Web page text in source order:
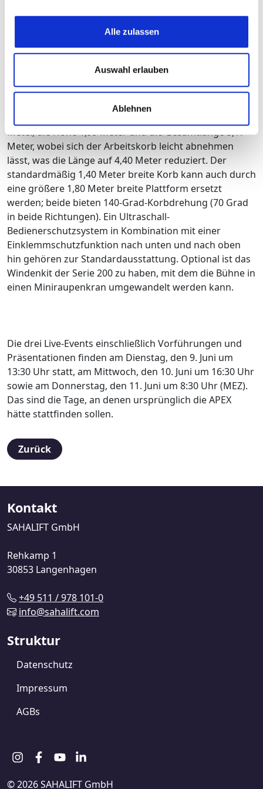
Alle zulassen
Auswahl erlauben
Ablehnen
Betreiber die Möglichkeit, aus der Ferne mit der
Maschine zu interagieren und ihre Betriebsparameter
zu ändern. Der Antrieb erfolgt über einen 3-Zylinder-
Meter, die Höhe 1,99 Meter und die Gesamtlänge 5,17
Meter, wobei sich der Arbeitskorb leicht abnehmen
lässt, was die Länge auf 4,40 Meter reduziert. Der
standardmäßig 1,40 Meter breite Korb kann auch durch
eine größere 1,80 Meter breite Plattform ersetzt
werden; beide bieten 140-Grad-Korbdrehung (70 Grad
in beide Richtungen). Ein Ultraschall-
Bedienerschutzsystem in Kombination mit einer
Einklemmschutzfunktion nach unten und nach oben
hin gehören zur Standardausstattung. Optional ist das
Windenkit der Serie 200 zu haben, mit dem die Bühne in
einen Miniraupenkran umgewandelt werden kann.
Die drei Live-Events einschließlich Vorführungen und
Präsentationen finden am Dienstag, den 9. Juni um
13:30 Uhr statt, am Mittwoch, den 10. Juni um 16:30 Uhr
sowie am Donnerstag, den 11. Juni um 8:30 Uhr (MEZ).
Das sind die Tage, an denen ursprünglich die APEX
hätte stattfinden sollen.
Zurück
Kontakt
SAHALIFT GmbH
Rehkamp 1
30853 Langenhagen
+49 511 / 978 101-0
info@sahalift.com
Struktur
Datenschutz
Impressum
AGBs
© 2026 SAHALIFT GmbH